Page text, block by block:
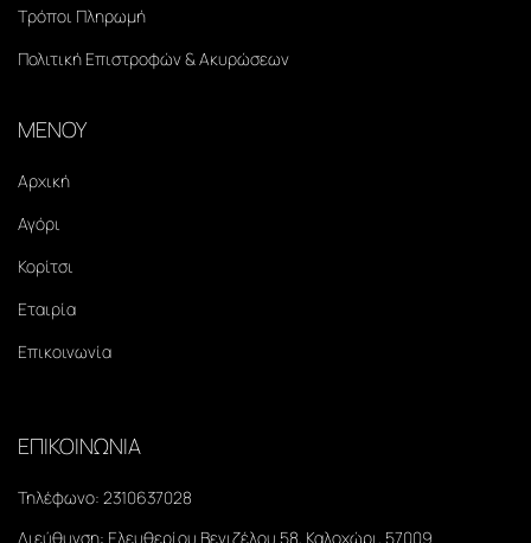
Τρόποι Πληρωμή
Πολιτική Επιστροφών & Ακυρώσεων
ΜΕΝΟΥ
Αρχική
Αγόρι
Κορίτσι
Εταιρία
Επικοινωνία
ΕΠΙΚΟΙΝΩΝΙΑ
Τηλέφωνο: 2310637028
Διεύθυνση: Ελευθερίου Βενιζέλου 58, Καλοχώρι, 57009